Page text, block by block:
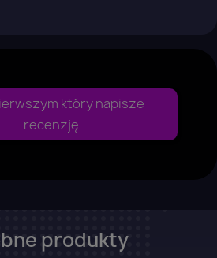
który napisze
recenzję
produkty